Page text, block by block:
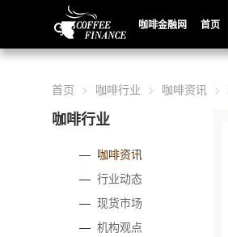
咖啡金融网 首页
首页 咖啡行业 咖啡资讯
咖啡行业
— 咖啡资讯
—行业动态
—现货市场
—机构观点